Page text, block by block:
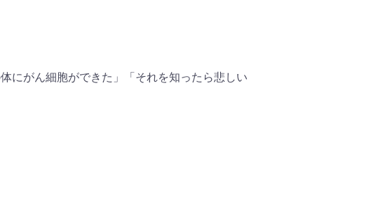
にがん細胞ができた」「それを知ったら悲しい